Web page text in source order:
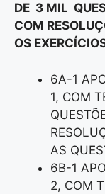
DE 3 MIL
COM
OS
6A-1
1, COM
AS
6B-1
2, COM